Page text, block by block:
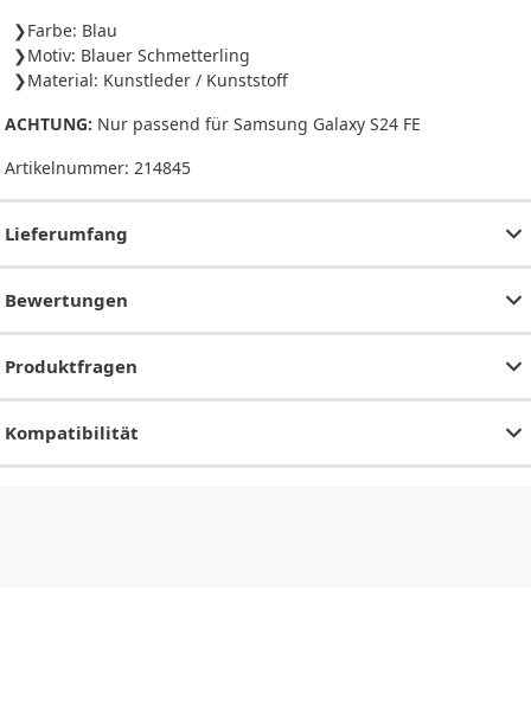
Farbe: Blau
Motiv: Blauer Schmetterling
Material: Kunstleder / Kunststoff
ACHTUNG: Nur passend für Samsung Galaxy S24 FE
Artikelnummer: 214845
Lieferumfang
Bewertungen
Produktfragen
Kompatibilität